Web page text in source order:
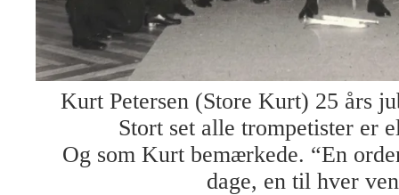
Kurt Petersen (Store Kurt) 25 års
Stort set alle trompetister er
Og som Kurt bemærkede. “En
dage, en til hver